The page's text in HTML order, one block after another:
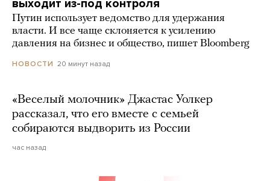
выходит из-под контроля
Путин использует ведомство для удержания
власти. И все чаще склоняется к усилению
давления на бизнес и общество, пишет Bloomberg
НОВОСТИ 20 минут назад
«Веселый молочник» Джастас Уолкер
рассказал, что его вместе с семьей
собираются выдворить из России
час назад